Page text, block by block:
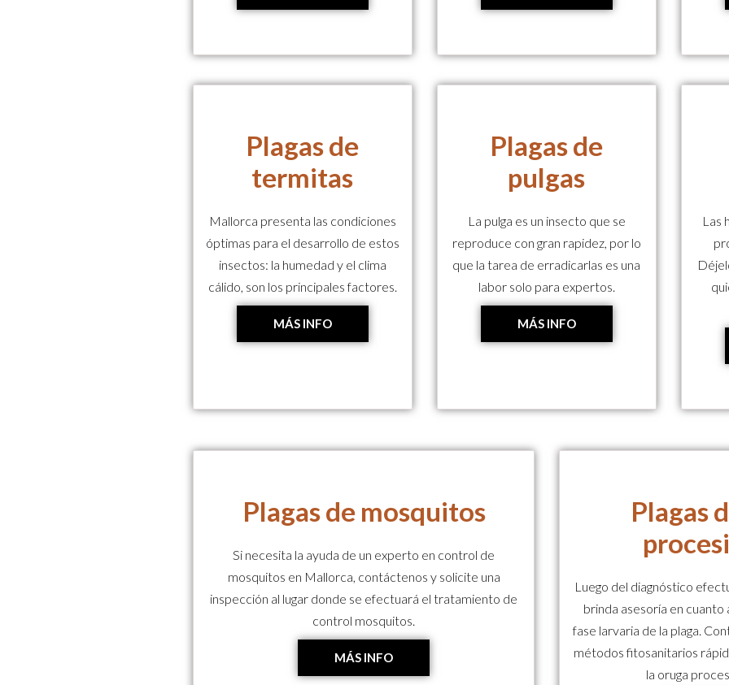
Plagas de
termitas
Mallorca presenta las condiciones
óptimas para el desarrollo de estos
insectos: la humedad y el clima
cálido, son los principales factores.
MÁS INFO
Plagas de
pulgas
La pulga es un insecto que se
reproduce con gran rapidez, por lo
que la tarea de erradicarlas es una
labor solo para expertos.
MÁS INFO
Las
Plagas de mosquitos
Si necesita la ayuda de un experto en control de
mosquitos en Mallorca, contáctenos y solicite una
inspección al lugar donde se efectuará el tratamiento de
control mosquitos.
MÁS INFO
Plagas
Luego del diagnóstico
brinda asesoría en
fase larvaria de la plaga.
métodos fitosanitarios
la oruga